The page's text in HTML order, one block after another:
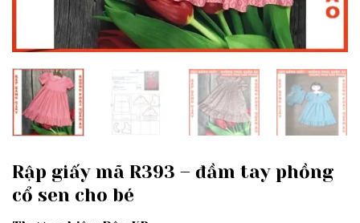
Rập giấy mã R393 – đầm tay phồng
cổ sen cho bé